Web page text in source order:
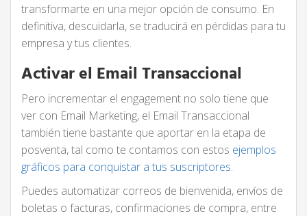
transformarte en una mejor opción de consumo. En
definitiva, descuidarla, se traducirá en pérdidas para tu
empresa y tus clientes.
Activar el Email Transaccional
Pero incrementar el engagement no solo tiene que
ver con Email Marketing, el Email Transaccional
también tiene bastante que aportar en la etapa de
posventa, tal como te contamos con estos ejemplos
gráficos para conquistar a tus suscriptores.
Puedes automatizar correos de bienvenida, envíos de
boletas o facturas, confirmaciones de compra, entre